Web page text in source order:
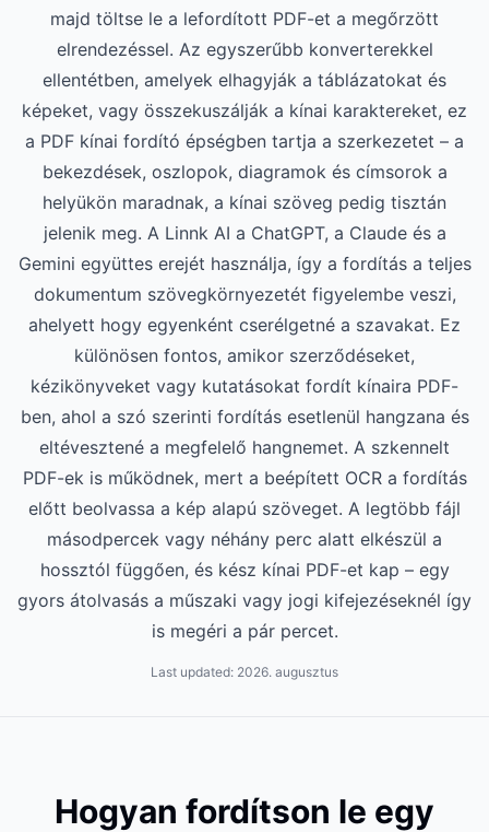
majd töltse le a lefordított PDF-et a megőrzött
elrendezéssel. Az egyszerűbb konverterekkel
ellentétben, amelyek elhagyják a táblázatokat és
képeket, vagy összekuszálják a kínai karaktereket, ez
a PDF kínai fordító épségben tartja a szerkezetet – a
bekezdések, oszlopok, diagramok és címsorok a
helyükön maradnak, a kínai szöveg pedig tisztán
jelenik meg. A Linnk AI a ChatGPT, a Claude és a
Gemini együttes erejét használja, így a fordítás a teljes
dokumentum szövegkörnyezetét figyelembe veszi,
ahelyett hogy egyenként cserélgetné a szavakat. Ez
különösen fontos, amikor szerződéseket,
kézikönyveket vagy kutatásokat fordít kínaira PDF-
ben, ahol a szó szerinti fordítás esetlenül hangzana és
eltévesztené a megfelelő hangnemet. A szkennelt
PDF-ek is működnek, mert a beépített OCR a fordítás
előtt beolvassa a kép alapú szöveget. A legtöbb fájl
másodpercek vagy néhány perc alatt elkészül a
hossztól függően, és kész kínai PDF-et kap – egy
gyors átolvasás a műszaki vagy jogi kifejezéseknél így
is megéri a pár percet.
Last updated: 2026. augusztus
Hogyan fordítson le egy